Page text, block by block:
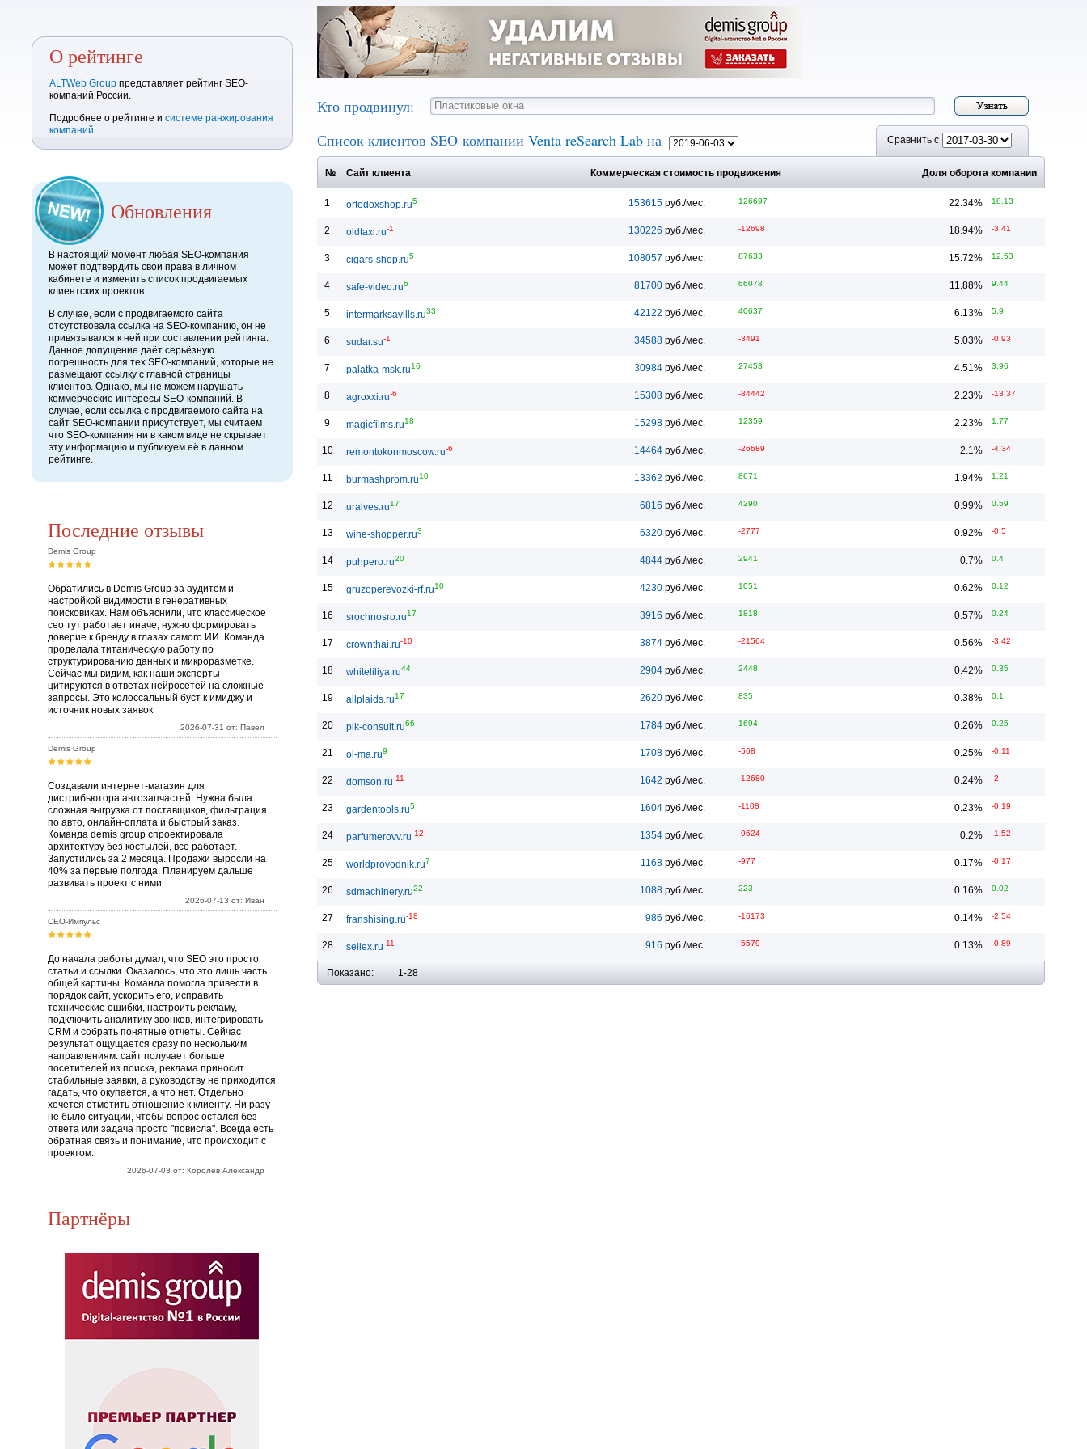
О рейтинге
ALTWeb Group представляет рейтинг SEO-
компаний России.
Подробнее о рейтинге и системе ранжирования
компаний.
Обновления
В настоящий момент любая SEO-компания
может подтвердить свои права в личном
кабинете и изменить список продвигаемых
клиентских проектов.
В случае, если с продвигаемого сайта
отсутствовала ссылка на SEO-компанию, он не
привязывался к ней при составлении рейтинга.
Данное допущение даёт серьёзную
погрешность для тех SEO-компаний, которые не
размещают ссылку с главной страницы
клиентов. Однако, мы не можем нарушать
коммерческие интересы SEO-компаний. В
случае, если ссылка с продвигаемого сайта на
сайт SEO-компании присутствует, мы считаем
что SEO-компания ни в каком виде не скрывает
эту информацию и публикуем её в данном
рейтинге.
Последние отзывы
Demis Group
Обратились в Demis Group за аудитом и
настройкой видимости в генеративных
поисковиках. Нам объяснили, что классическое
сео тут работает иначе, нужно формировать
доверие к бренду в глазах самого ИИ. Команда
проделала титаническую работу по
структурированию данных и микроразметке.
Сейчас мы видим, как наши эксперты
цитируются в ответах нейросетей на сложные
запросы. Это колоссальный буст к имиджу и
источник новых заявок
2026-07-31 от: Павел
Demis Group
Создавали интернет-магазин для
дистрибьютора автозапчастей. Нужна была
сложная выгрузка от поставщиков, фильтрация
по авто, онлайн-оплата и быстрый заказ.
Команда demis group спроектировала
архитектуру без костылей, всё работает.
Запустились за 2 месяца. Продажи выросли на
40% за первые полгода. Планируем дальше
развивать проект с ними
2026-07-13 от: Иван
СЕО-Импульс
До начала работы думал, что SEO это просто
статьи и ссылки. Оказалось, что это лишь часть
общей картины. Команда помогла привести в
порядок сайт, ускорить его, исправить
технические ошибки, настроить рекламу,
подключить аналитику звонков, интегрировать
CRM и собрать понятные отчеты. Сейчас
результат ощущается сразу по нескольким
направлениям: сайт получает больше
посетителей из поиска, реклама приносит
стабильные заявки, а руководству не приходится
гадать, что окупается, а что нет. Отдельно
хочется отметить отношение к клиенту. Ни разу
не было ситуации, чтобы вопрос остался без
ответа или задача просто "повисла". Всегда есть
обратная связь и понимание, что происходит с
проектом.
2026-07-03 от: Королёв Александр
Партнёры
Кто продвинул:
Список клиентов SEO-компании Venta reSearch Labна Сравнить с
№ Сайт клиента Коммерческая стоимость продвижения Доля оборота компании
1 ortodoxshop.ru5 153615руб./мес. 126697 22.34% 18.13
2 oldtaxi.ru-1 130226 руб./мес. -12698 18.94% -3.41
3 cigars-shop.ru5 108057 руб./мес. 87633 15.72% 12.53
4 safe-video.ru6 81700руб./мес. 66078 11.88% 9.44
5 intermarksavills.ru33 42122 руб./мес. 40637 6.13% 5.9
6 sudar.su-1 34588руб./мес. -3491 5.03% -0.93
7 palatka-msk.ru16 30984руб./мес. 27453 4.51% 3.96
8 agroxxi.ru-6 15308руб./мес. -84442 2.23% -13.37
9 magicfilms.ru18 15298руб./мес. 12359 2.23% 1.77
10 remontokonmoscow.ru-6 14464руб./мес. -26689 2.1% -4.34
11 burmashprom.ru10 13362 руб./мес. 8671 1.94% 1.21
12 uralves.ru17 6816 руб./мес. 4290 0.99% 0.59
13 wine-shopper.ru3 6320руб./мес. -2777 0.92% -0.5
14 puhpero.ru20 4844руб./мес. 2941 0.7% 0.4
15 gruzoperevozki-rf.ru10 4230руб./мес. 1051 0.62% 0.12
16 srochnosro.ru17 3916 руб./мес. 1818 0.57% 0.24
17 crownthai.ru-10 3874руб./мес. -21564 0.56% -3.42
18 whiteliliya.ru44 2904руб./мес. 2448 0.42% 0.35
19 allplaids.ru17 2620руб./мес. 835 0.38% 0.1
20 pik-consult.ru66 1784руб./мес. 1694 0.26% 0.25
21 ol-ma.ru9 1708руб./мес. -568 0.25% -0.11
22 domson.ru-11 1642 руб./мес. -12680 0.24% -2
23 gardentools.ru5 1604руб./мес. -1108 0.23% -0.19
24 parfumerovv.ru-12 1354руб./мес. -9624 0.2% -1.52
25 worldprovodnik.ru7 1168руб./мес. -977 0.17% -0.17
26 sdmachinery.ru22 1088руб./мес. 223 0.16% 0.02
27 franshising.ru-18 986 руб./мес. -16173 0.14% -2.54
28 sellex.ru-11 916 руб./мес. -5579 0.13% -0.89
Показано: 1-28